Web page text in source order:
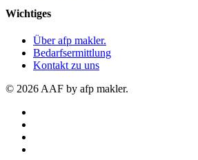
Wichtiges
Über afp makler.
Bedarfsermittlung
Kontakt zu uns
© 2026 AAF by afp makler.